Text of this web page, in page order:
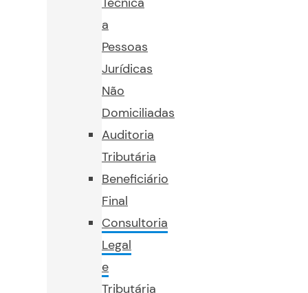
a
Pessoas
Jurídicas
Não
Domiciliadas
Auditoria
Tributária
Beneficiário
Final
Consultoria
Legal
e
Tributária